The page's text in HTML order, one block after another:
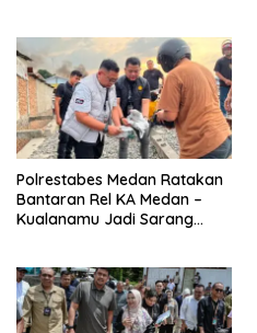
Polrestabes Medan Ratakan
Bantaran Rel KA Medan –
Kualanamu Jadi Sarang
Beragam Senjata Disita